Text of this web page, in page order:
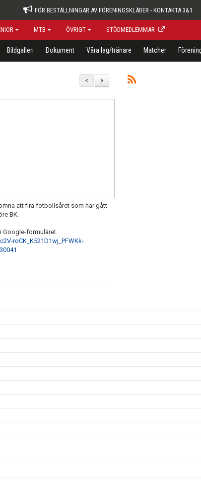
FÖR BESTÄLLNINGAR AV FÖRENINGSKLÄDER - KONTAKTA 3&1
MTB ÖVRIGT STÖDMEDLEMMAR
Bildgalleri Dokument Våra lag/tränare Matcher
>
<
att fira fotbollsåret som har gått
BK.
Google-formuläret:
roCK_K521D1wj_PFWKk-